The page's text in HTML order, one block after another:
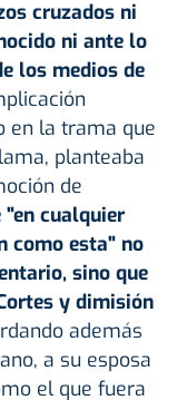
cruzados ni
ni ante lo
los medios de
en la trama que
planteaba
de
"en cualquier
como esta" no
sino que
y dimisión
además
a su esposa
el que fuera